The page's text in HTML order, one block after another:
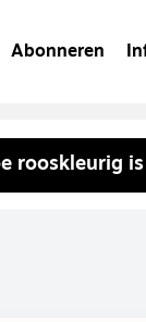
Abonneren
rooskleurig